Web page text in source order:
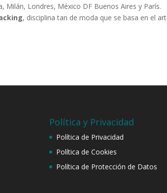
Milán, Londres, México DF Buenos Aires y París.
, disciplina tan de moda que se basa en el
Política y Privacidad
Política de Privacidad
Política de Cookies
Política de Protección de Datos